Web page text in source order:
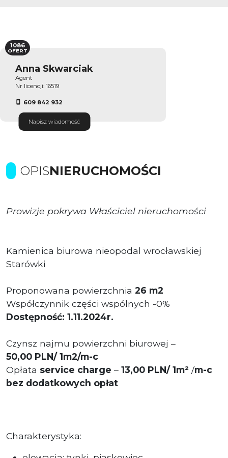
Anna Skwarciak
Agent
Nr licencji: 16519
609 842 932
Napisz wiadomość
1086
OFERT
OPISNIERUCHOMOŚCI
Prowizje pokrywa Właściciel nieruchomości
Kamienica biurowa nieopodal wrocławskiej
Starówki
Proponowana powierzchnia 26 m2
Współczynnik części wspólnych -0%
Dostępność: 1.11.2024r.
Czynsz najmu powierzchni biurowej –
50,00 PLN/1m2/m-c
Opłata service charge – 13,00 PLN/ 1m² /m-c
bez dodatkowych opłat
Charakterystyka: